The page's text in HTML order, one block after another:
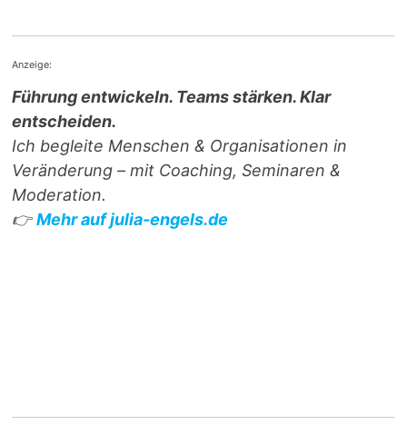
Anzeige:
Führung entwickeln. Teams stärken. Klar
entscheiden.
Ich begleite Menschen & Organisationen in
Veränderung – mit Coaching, Seminaren &
Moderation.
👉Mehr auf julia-engels.de